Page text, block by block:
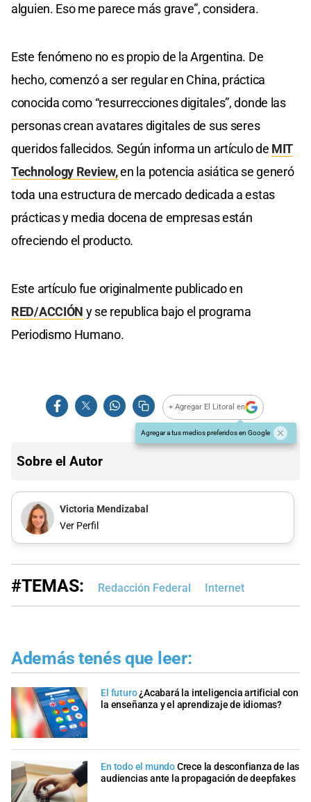
alguien. Eso me parece más grave”, considera.
Este fenómeno no es propio de la Argentina. De
hecho, comenzó a ser regular en China, práctica
conocida como “resurrecciones digitales”, donde las
personas crean avatares digitales de sus seres
queridos fallecidos. Según informa un artículo de MIT
Technology Review,en la potencia asiática se generó
toda una estructura de mercado dedicada a estas
prácticas y media docena de empresas están
ofreciendo el producto.
Este artículo fue originalmente publicado en
RED/ACCIÓN y se republica bajo el programa
Periodismo Humano.
+ Agregar El Litoral en
Agregar a tus medios preferidos en Google
Sobre el Autor
Victoria Mendizabal
Ver Perfil
#TEMAS: Redacción Federal Internet
Además tenés que leer:
El futuro¿Acabará la inteligencia artificial con
la enseñanza y el aprendizaje de idiomas?
En todo el mundoCrece la desconfianza de las
audiencias ante la propagación de deepfakes